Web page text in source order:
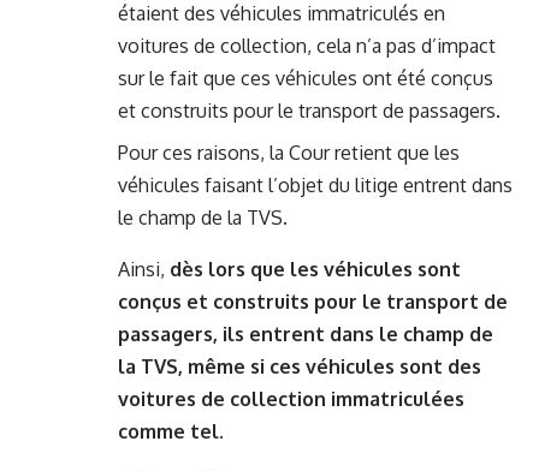
étaient des véhicules immatriculés en
voitures de collection, cela n’a pas d’impact
sur le fait que ces véhicules ont été conçus
et construits pour le transport de passagers.
Pour ces raisons, la Cour retient que les
véhicules faisant l’objet du litige entrent dans
le champ de la TVS.
Ainsi, dès lors que les véhicules sont
conçus et construits pour le transport de
passagers, ils entrent dans le champ de
la TVS, même si ces véhicules sont des
voitures de collection immatriculées
comme tel.